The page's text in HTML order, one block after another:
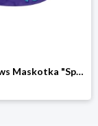
Squishmallows Maskotka "Spidey and His Amazing Friends" - 3+ (produkt niespodzianka) rozmiar: onesize